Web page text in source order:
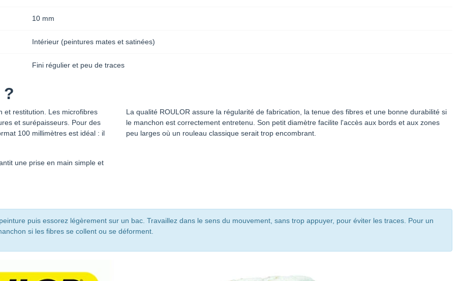
10 mm
Intérieur (peintures mates et satinées)
Fini régulier et peu de traces
et restitution. Les microfibres
et surépaisseurs. Pour des
100 millimètres est idéal : il
une prise en main simple et
La qualité ROULOR assure la régularité de fabrication, la tenue des fibres et une bonne durabilité si
le manchon est correctement entretenu. Son petit diamètre facilite l'accès aux bords et aux zones
peu larges où un rouleau classique serait trop encombrant.
puis essorez légèrement sur un bac. Travaillez dans le sens du mouvement, sans trop appuyer, pour éviter les traces. Pour un
si les fibres se collent ou se déforment.